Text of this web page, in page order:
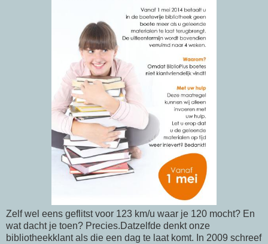
Zelf wel eens geflitst voor 123 km/u waar je 120 mocht? En
wat dacht je toen? Precies.Datzelfde denkt onze
bibliotheekklant als die een dag te laat komt. In 2009 schreef